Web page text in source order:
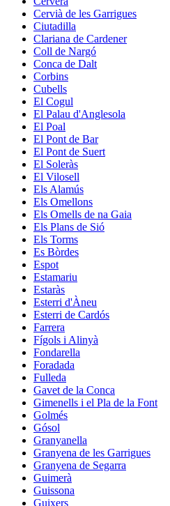
Cervià de les Garrigues
Ciutadilla
Clariana de Cardener
Coll de Nargó
Conca de Dalt
Corbins
Cubells
El Cogul
El Palau d'Anglesola
El Poal
El Pont de Bar
El Pont de Suert
El Soleràs
El Vilosell
Els Alamús
Els Omellons
Els Omells de na Gaia
Els Plans de Sió
Els Torms
Es Bòrdes
Espot
Estamariu
Estaràs
Esterri d'Àneu
Esterri de Cardós
Farrera
Fígols i Alinyà
Fondarella
Foradada
Fulleda
Gavet de la Conca
Gimenells i el Pla de la Font
Golmés
Gósol
Granyanella
Granyena de les Garrigues
Granyena de Segarra
Guimerà
Guissona
Guixers